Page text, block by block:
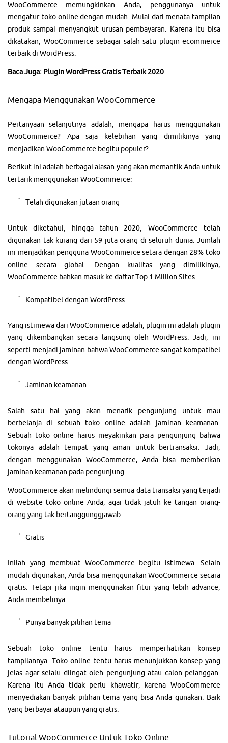
WooCommerce memungkinkan Anda, penggunanya untuk
mengatur toko online dengan mudah. Mulai dari menata tampilan
produk sampai menyangkut urusan pembayaran. Karena itu bisa
dikatakan, WooCommerce sebagai salah satu plugin ecommerce
terbaik di WordPress.
Baca Juga: Plugin WordPress Gratis Terbaik 2020
Mengapa Menggunakan WooCommerce
Pertanyaan selanjutnya adalah, mengapa harus menggunakan
WooCommerce? Apa saja kelebihan yang dimilikinya yang
menjadikan WooCommerce begitu populer?
Berikut ini adalah berbagai alasan yang akan memantik Anda untuk
tertarik menggunakan WooCommerce:
Telah digunakan jutaan orang
Untuk diketahui, hingga tahun 2020, WooCommerce telah
digunakan tak kurang dari 59 juta orang di seluruh dunia. Jumlah
ini menjadikan pengguna WooCommerce setara dengan 28% toko
online secara global. Dengan kualitas yang dimilikinya,
WooCommerce bahkan masuk ke daftar Top 1 Million Sites.
Kompatibel dengan WordPress
Yang istimewa dari WooCommerce adalah, plugin ini adalah plugin
yang dikembangkan secara langsung oleh WordPress. Jadi, ini
seperti menjadi jaminan bahwa WooCommerce sangat kompatibel
dengan WordPress.
Jaminan keamanan
Salah satu hal yang akan menarik pengunjung untuk mau
berbelanja di sebuah toko online adalah jaminan keamanan.
Sebuah toko online harus meyakinkan para pengunjung bahwa
tokonya adalah tempat yang aman untuk bertransaksi. Jadi,
dengan menggunakan WooCommerce, Anda bisa memberikan
jaminan keamanan pada pengunjung.
WooCommerce akan melindungi semua data transaksi yang terjadi
di website toko online Anda, agar tidak jatuh ke tangan orang-
orang yang tak bertanggunggjawab.
Gratis
Inilah yang membuat WooCommerce begitu istimewa. Selain
mudah digunakan, Anda bisa menggunakan WooCommerce secara
gratis. Tetapi jika ingin menggunakan fitur yang lebih advance,
Anda membelinya.
Punya banyak pilihan tema
Sebuah toko online tentu harus memperhatikan konsep
tampilannya. Toko online tentu harus menunjukkan konsep yang
jelas agar selalu diingat oleh pengunjung atau calon pelanggan.
Karena itu Anda tidak perlu khawatir, karena WooCommerce
menyediakan banyak pilihan tema yang bisa Anda gunakan. Baik
yang berbayar ataupun yang gratis.
Tutorial WooCommerce Untuk Toko Online